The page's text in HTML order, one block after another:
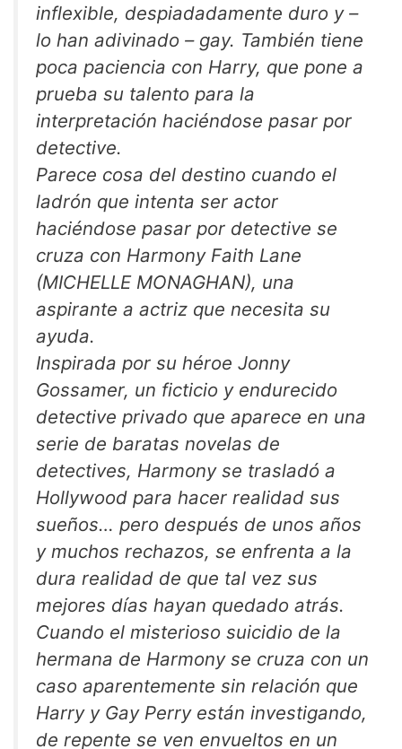
inflexible, despiadadamente duro y –
lo han adivinado – gay. También tiene
poca paciencia con Harry, que pone a
prueba su talento para la
interpretación haciéndose pasar por
detective.
Parece cosa del destino cuando el
ladrón que intenta ser actor
haciéndose pasar por detective se
cruza con Harmony Faith Lane
(MICHELLE MONAGHAN), una
aspirante a actriz que necesita su
ayuda.
Inspirada por su héroe Jonny
Gossamer, un ficticio y endurecido
detective privado que aparece en una
serie de baratas novelas de
detectives, Harmony se trasladó a
Hollywood para hacer realidad sus
sueños… pero después de unos años
y muchos rechazos, se enfrenta a la
dura realidad de que tal vez sus
mejores días hayan quedado atrás.
Cuando el misterioso suicidio de la
hermana de Harmony se cruza con un
caso aparentemente sin relación que
Harry y Gay Perry están investigando,
de repente se ven envueltos en un